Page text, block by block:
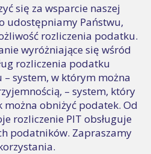
się za wsparcie naszej
udostępniamy Państwu,
rozliczenia podatku.
wyróżniające się wśród
rozliczenia podatku
system, w którym można
– system, który
obniżyć podatek. Od
rozliczenie PIT obsługuje
podatników. Zapraszamy